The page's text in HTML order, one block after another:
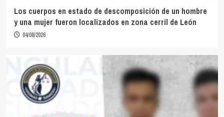
Los cuerpos en estado de descomposición de un hombre
y una mujer fueron localizados en zona cerril de León
04/08/2026